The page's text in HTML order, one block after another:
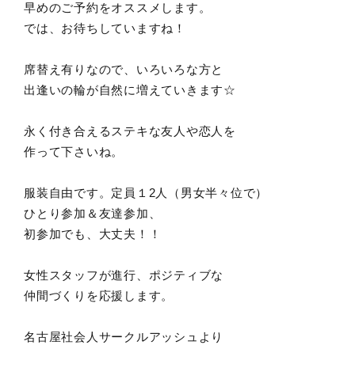
早めのご予約をオススメします。
では、お待ちしていますね！
席替え有りなので、いろいろな方と
出逢いの輪が自然に増えていきます☆
永く付き合えるステキな友人や恋人を
作って下さいね。
服装自由です。定員１2人（男女半々位で）
ひとり参加＆友達参加、
初参加でも、大丈夫！！
女性スタッフが進行、ポジティブな
仲間づくりを応援します。
名古屋社会人サークルアッシュより